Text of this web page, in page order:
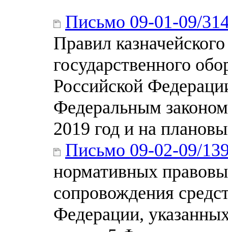
Письмо 09-01-09/
Правил
государственного
Российской
Федеральным
2019 год и на
Письмо 09-02-09/
нормативных
сопровождения
Федерации,